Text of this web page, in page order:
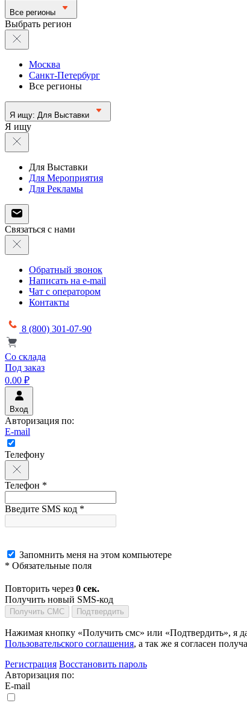
Все регионы
Выбрать регион
Москва
Санкт-Петербург
Все регионы
Я ищу: Для Выставки
Я ищу
Для Выставки
Для Мероприятия
Для Рекламы
Связаться с нами
Обратный звонок
Написать на e-mail
Чат с оператором
Контакты
8 (800) 301-07-90
Со склада
Под заказ
0.00 ₽
Вход
Авторизация по:
E-mail
Телефону
Телефон *
Введите SMS код *
Запомнить меня на этом компьютере
* Обязательные поля
Повторить через 0 сек.
Получить новый SMS-код
Получить СМС Подтвердить
Нажимая кнопку «Получить смс» или «Подтвердить», я
Пользовательского соглашения, а так же я согласен
Регистрация Восстановить пароль
Авторизация по:
E-mail